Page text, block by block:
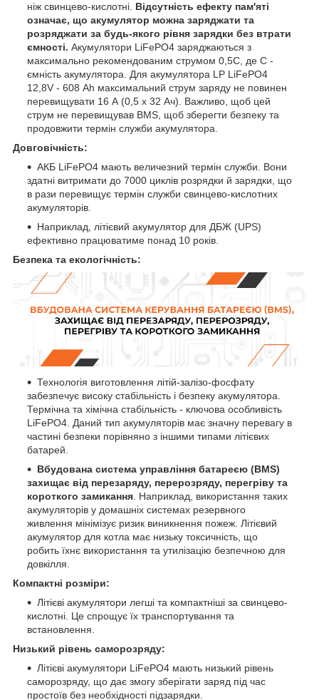
ніж свинцево-кислотні. Відсутність ефекту пам'яті
означає, що акумулятор можна заряджати та
розряджати за будь-якого рівня зарядки без втрати
ємності. Акумулятори LiFePO4 заряджаються з
максимально рекомендованим струмом 0,5С, де С -
ємність акумулятора. Для акумулятора LP LiFePO4
12,8V - 608 Ah максимальний струм заряду не повинен
перевищувати 16 А (0,5 x 32 Ач). Важливо, щоб цей
струм не перевищував BMS, щоб зберегти безпеку та
продовжити термін служби акумулятора.
Довговічність:
АКБ LiFePO4 мають величезний термін служби. Вони
здатні витримати до 7000 циклів розрядки й зарядки, що
в рази перевищує термін служби свинцево-кислотних
акумуляторів.
Наприклад, літієвий акумулятор для ДБЖ (UPS)
ефективно працюватиме понад 10 років.
Безпека та екологічність:
Технологія виготовлення літій-залізо-фосфату
забезпечує високу стабільність і безпеку акумулятора.
Термічна та хімічна стабільність - ключова особливість
LiFePO4. Даний тип акумуляторів має значну перевагу в
частині безпеки порівняно з іншими типами літієвих
батарей.
Вбудована система управління батареєю (BMS)
захищає від перезаряду, перерозряду, перегріву та
короткого замикання . Наприклад, використання таких
акумуляторів у домашніх системах резервного
живлення мінімізує ризик виникнення пожеж. Літієвий
акумулятор для котла має низьку токсичність, що
робить їхнє використання та утилізацію безпечною для
довкілля.
Компактні розміри:
Літієві акумулятори легші та компактніші за свинцево-
кислотні. Це спрощує їх транспортування та
встановлення.
Низький рівень саморозряду:
Літієві акумулятори LiFePO4 мають низький рівень
саморозряду, що дає змогу зберігати заряд під час
простоїв без необхідності підзарядки.